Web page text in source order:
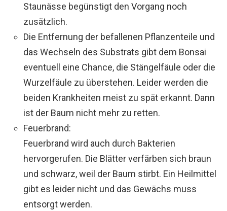
Staunässe begünstigt den Vorgang noch
zusätzlich.
Die Entfernung der befallenen Pflanzenteile und
das Wechseln des Substrats gibt dem Bonsai
eventuell eine Chance, die Stängelfäule oder die
Wurzelfäule zu überstehen. Leider werden die
beiden Krankheiten meist zu spät erkannt. Dann
ist der Baum nicht mehr zu retten.
Feuerbrand:
Feuerbrand wird auch durch Bakterien
hervorgerufen. Die Blätter verfärben sich braun
und schwarz, weil der Baum stirbt. Ein Heilmittel
gibt es leider nicht und das Gewächs muss
entsorgt werden.